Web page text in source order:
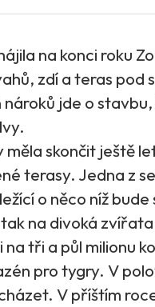
na konci roku
zdí a teras
jde o
skončit ještě
terasy. Jedna z
o něco níž
na divoká
tři a půl milionu
pro tygry. V
V příštím